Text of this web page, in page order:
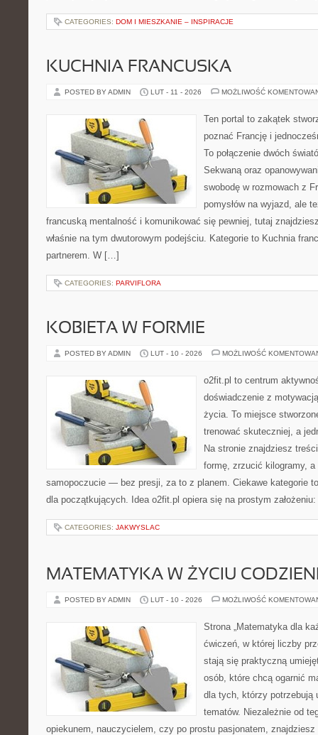
CATEGORIES: DOM I MIESZKANIE – INSPIRACJE
KUCHNIA FRANCUSKA
POSTED BY ADMIN LUT - 11 - 2026 MOŻLIWOŚĆ
Ten portal to zakątek
poznać Francję i
To połączenie dwóch
Sekwaną oraz
swobodę w rozmowach z
pomysłów na wyjazd, ale
francuską mentalność i komunikować się pewniej, tutaj
właśnie na tym dwutorowym podejściu. Kategorie to Kuchnia
partnerem. W […]
CATEGORIES: PARVIFLORA
KOBIETA W FORMIE
POSTED BY ADMIN LUT - 10 - 2026 MOŻLIWOŚĆ
o2fit.pl to centrum
doświadczenie z
życia. To miejsce
trenować skuteczniej, a
Na stronie znajdziesz
formę, zrzucić kilogramy,
samopoczucie — bez presji, za to z planem. Ciekawe kategorie
dla początkujących. Idea o2fit.pl opiera się na prostym
CATEGORIES: JAKWYSLAC
MATEMATYKA W ŻYCIU
POSTED BY ADMIN LUT - 10 - 2026 MOŻLIWOŚĆ
Strona „Matematyka dla
ćwiczeń, w której liczby
stają się praktyczną
osób, które chcą ogarnić
dla tych, którzy potrzebują
tematów. Niezależnie od
opiekunem, nauczycielem, czy po prostu pasjonatem, znajdziesz